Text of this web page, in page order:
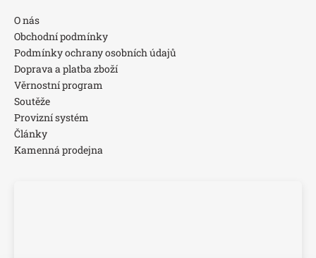
O nás
Obchodní podmínky
Podmínky ochrany osobních údajů
Doprava a platba zboží
Věrnostní program
Soutěže
Provizní systém
Články
Kamenná prodejna